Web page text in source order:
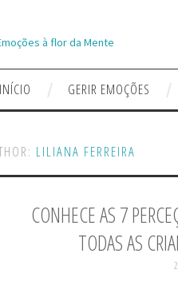
INÍCIO GERIR EMOÇÕES
LILIANA FERREIRA
CONHECE AS 7
TODAS AS